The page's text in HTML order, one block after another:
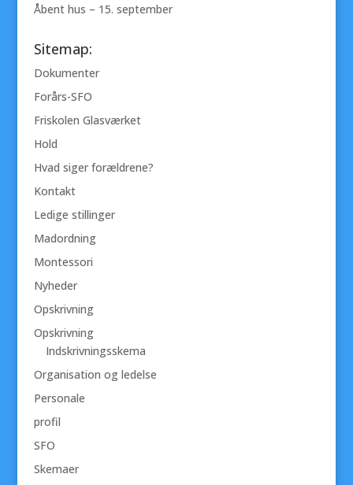
Åbent hus – 15. september
Sitemap:
Dokumenter
Forårs-SFO
Friskolen Glasværket
Hold
Hvad siger forældrene?
Kontakt
Ledige stillinger
Madordning
Montessori
Nyheder
Opskrivning
Opskrivning
Indskrivningsskema
Organisation og ledelse
Personale
profil
SFO
Skemaer